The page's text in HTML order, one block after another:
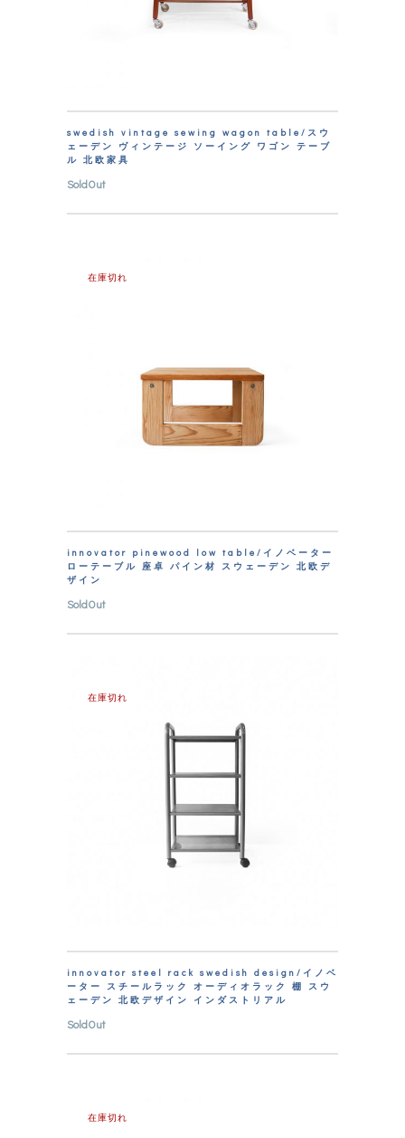
swedish vintage sewing wagon table/スウ
ェーデン ヴィンテージ ソーイング ワゴン テーブ
ル 北欧家具
SoldOut
在庫切れ
innovator pinewood low table/イノベーター
ローテーブル 座卓 パイン材 スウェーデン 北欧デ
ザイン
SoldOut
在庫切れ
innovator steel rack swedish design/イノベ
ーター スチールラック オーディオラック 棚 スウ
ェーデン 北欧デザイン インダストリアル
SoldOut
在庫切れ